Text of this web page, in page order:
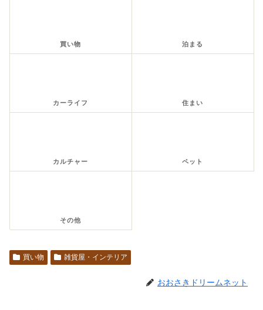
買い物 泊まる
カーライフ 住まい
カルチャー ペット
その他
買い物 雑貨屋・インテリア
おおさきドリームネット